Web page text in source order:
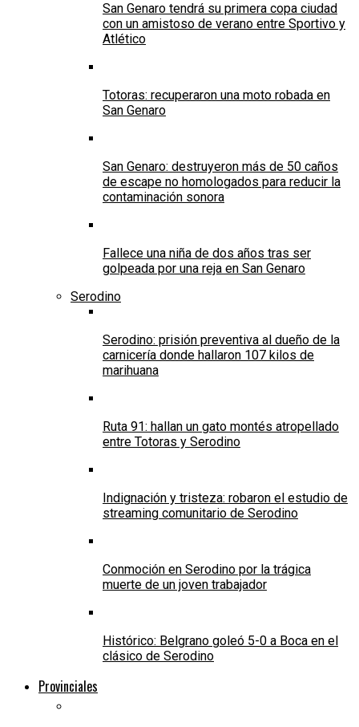
San Genaro tendrá su primera copa ciudad
con un amistoso de verano entre Sportivo y
Atlético
Totoras: recuperaron una moto robada en
San Genaro
San Genaro: destruyeron más de 50 caños
de escape no homologados para reducir la
contaminación sonora
Fallece una niña de dos años tras ser
golpeada por una reja en San Genaro
Serodino
Serodino: prisión preventiva al dueño de la
carnicería donde hallaron 107 kilos de
marihuana
Ruta 91: hallan un gato montés atropellado
entre Totoras y Serodino
Indignación y tristeza: robaron el estudio de
streaming comunitario de Serodino
Conmoción en Serodino por la trágica
muerte de un joven trabajador
Histórico: Belgrano goleó 5-0 a Boca en el
clásico de Serodino
Provinciales